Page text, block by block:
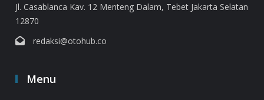
Jl. Casablanca Kav. 12 Menteng Dalam, Tebet Jakarta Selatan
12870
redaksi@otohub.co
Menu